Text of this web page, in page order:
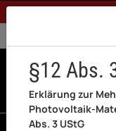
1% Rabatt bei
§12 Abs.
Erklärung zur
Photovoltaik-
Abs. 3 UStG